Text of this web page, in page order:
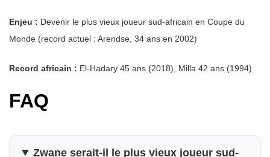
Enjeu : Devenir le plus vieux joueur sud-africain en Coupe du
Monde (record actuel : Arendse, 34 ans en 2002)
Record africain : El-Hadary 45 ans (2018), Milla 42 ans (1994)
FAQ
Zwane serait-il le plus vieux joueur sud-